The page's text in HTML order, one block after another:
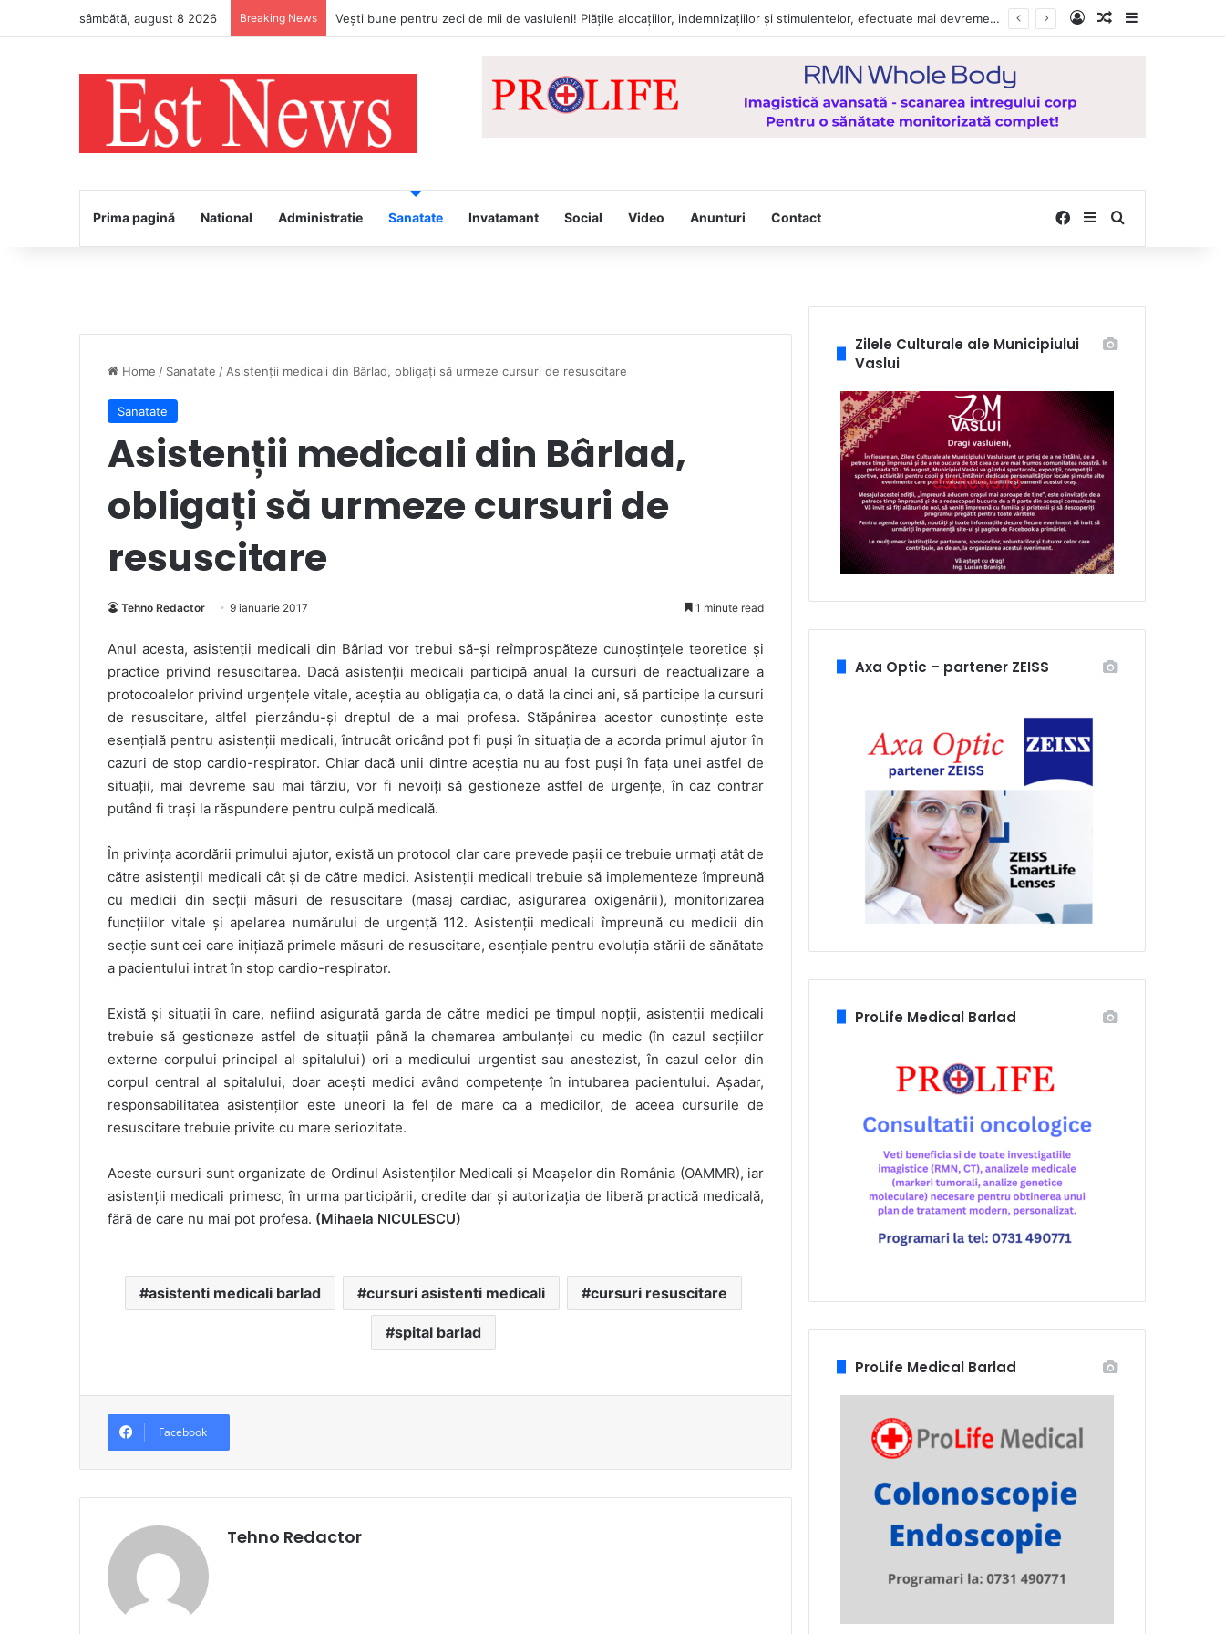
sâmbătă, august 8 2026 Breaking News Vești bune pentru zeci de mii de vasluieni! Plățile alocațiilor, indemnizațiilor și stimulentelor, efectuate mai devreme în luna august 2026 Log InRandom Article
Prima pagină National Administratie Sanatate Invatamant Social Video Anunturi Contact Facebook
SidebarSearch for
Home / Sanatate / Asistenții medicali din Bârlad, obligați să urmeze cursuri de resuscitare
Sanatate
Asistenții medicali din Bârlad,
obligați să urmeze cursuri de
resuscitare
Tehno Redactor 9 ianuarie 2017 1 minute read
Anul acesta, asistenții medicali din Bârlad vor trebui să-și reîmprospăteze cunoștințele teoretice și
practice privind resuscitarea. Dacă asistenții medicali participă anual la cursuri de reactualizare a
protocoalelor privind urgențele vitale, aceștia au obligația ca, o dată la cinci ani, să participe la cursuri
de resuscitare, altfel pierzându-și dreptul de a mai profesa. Stăpânirea acestor cunoștințe este
esențială pentru asistenții medicali, întrucât oricând pot fi puși în situația de a acorda primul ajutor în
cazuri de stop cardio-respirator. Chiar dacă unii dintre aceștia nu au fost puși în fața unei astfel de
situații, mai devreme sau mai târziu, vor fi nevoiți să gestioneze astfel de urgențe, în caz contrar
putând fi trași la răspundere pentru culpă medicală.
În privința acordării primului ajutor, există un protocol clar care prevede pașii ce trebuie urmați atât de
către asistenții medicali cât și de către medici. Asistenții medicali trebuie să implementeze împreună
cu medicii din secții măsuri de resuscitare (masaj cardiac, asigurarea oxigenării), monitorizarea
funcțiilor vitale și apelarea numărului de urgență 112. Asistenții medicali împreună cu medicii din
secție sunt cei care inițiază primele măsuri de resuscitare, esențiale pentru evoluția stării de sănătate
a pacientului intrat în stop cardio-respirator.
Există și situații în care, nefiind asigurată garda de către medici pe timpul nopții, asistenții medicali
trebuie să gestioneze astfel de situații până la chemarea ambulanței cu medic (în cazul secțiilor
externe corpului principal al spitalului) ori a medicului urgentist sau anestezist, în cazul celor din
corpul central al spitalului, doar acești medici având competențe în intubarea pacientului. Așadar,
responsabilitatea asistenților este uneori la fel de mare ca a medicilor, de aceea cursurile de
resuscitare trebuie privite cu mare seriozitate.
Aceste cursuri sunt organizate de Ordinul Asistenților Medicali și Moașelor din România (OAMMR), iar
asistenții medicali primesc, în urma participării, credite dar și autorizația de liberă practică medicală,
fără de care nu mai pot profesa. (Mihaela NICULESCU)
asistenti medicali barlad cursuri asistenti medicali cursuri resuscitare
spital barlad
Facebook
Tehno Redactor
Zilele Culturale ale Municipiului
Vaslui
Axa Optic – partener ZEISS
ProLife Medical Barlad
ProLife Medical Barlad